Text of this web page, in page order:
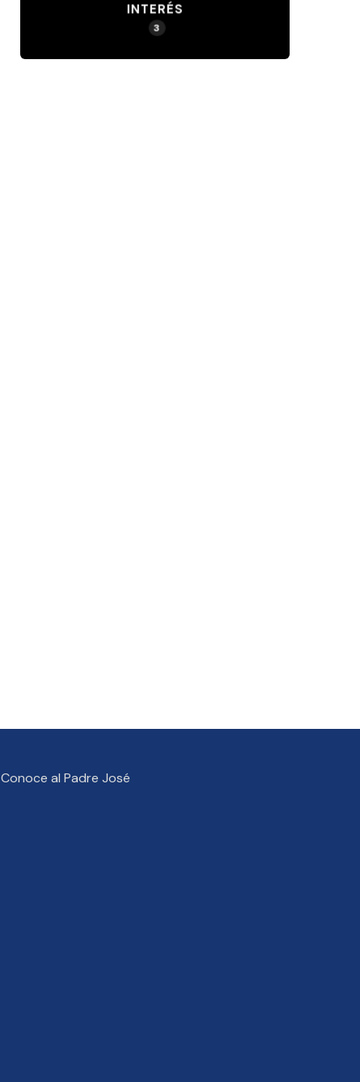
INTERÉS
3
Conoce al Padre José